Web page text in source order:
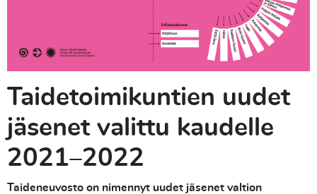
Taidetoimikuntien uudet
jäsenet valittu kaudelle
2021–2022
Taideneuvosto on nimennyt uudet jäsenet valtion